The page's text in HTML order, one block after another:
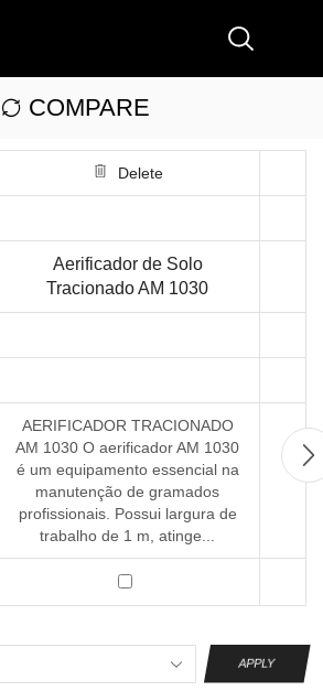
COMPARE
Delete
Aerificador de Solo
Tracionado AM 1030
AERIFICADOR TRACIONADO
AM 1030 O aerificador AM 1030
é um equipamento essencial na
manutenção de gramados
profissionais. Possui largura de
trabalho de 1 m, atinge...
APPLY